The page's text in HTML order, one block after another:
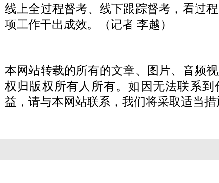
线上全过程督考、线下跟踪督考，看过
项工作干出成效。（记者 李越）
本网站转载的所有的文章、图片、音频
权归版权所有人所有。如因无法联系到
益，请与本网站联系，我们将采取适当措